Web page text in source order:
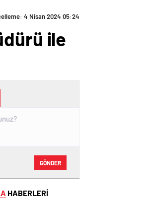
4 Nisan 2024 05:24
ile
GÖNDER
HABERLERİ